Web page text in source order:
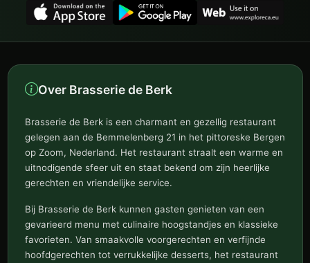
Over Brasserie de Berk
Brasserie de Berk is een charmant en gezellig restaurant
gelegen aan de Bemmelenberg 21 in het pittoreske Bergen
op Zoom, Nederland. Het restaurant straalt een warme en
uitnodigende sfeer uit en staat bekend om zijn heerlijke
gerechten en vriendelijke service.
Bij Brasserie de Berk kunnen gasten genieten van een
gevarieerd menu met culinaire hoogstandjes en klassieke
favorieten. Van smaakvolle voorgerechten en verfijnde
hoofdgerechten tot verrukkelijke desserts, het restaurant